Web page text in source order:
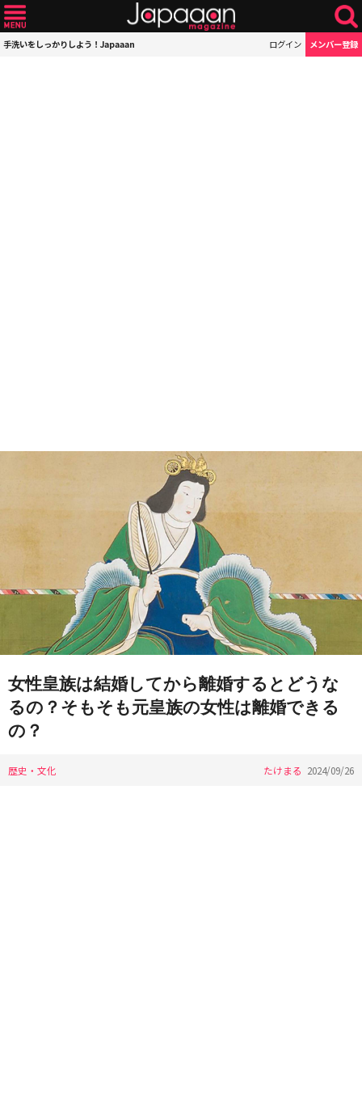
手洗いをしっかりしよう！Japaaan ログイン メンバー登録
女性皇族は結婚してから離婚するとどうな
るの？そもそも元皇族の女性は離婚できる
の？
歴史・文化 たけまる 2024/09/26